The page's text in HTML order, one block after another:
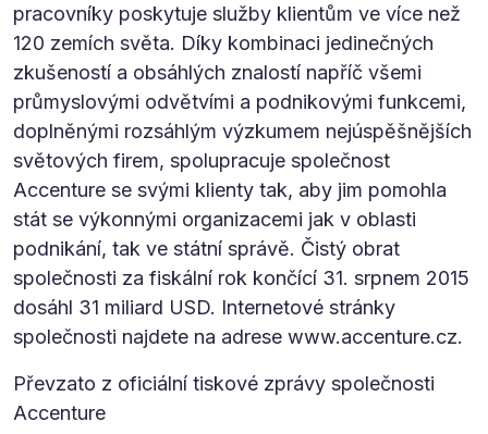
pracovníky poskytuje služby klientům ve více než
120 zemích světa. Díky kombinaci jedinečných
zkušeností a obsáhlých znalostí napříč všemi
průmyslovými odvětvími a podnikovými funkcemi,
doplněnými rozsáhlým výzkumem nejúspěšnějších
světových firem, spolupracuje společnost
Accenture se svými klienty tak, aby jim pomohla
stát se výkonnými organizacemi jak v oblasti
podnikání, tak ve státní správě. Čistý obrat
společnosti za fiskální rok končící 31. srpnem 2015
dosáhl 31 miliard USD. Internetové stránky
společnosti najdete na adrese www.accenture.cz.
Převzato z oficiální tiskové zprávy společnosti
Accenture